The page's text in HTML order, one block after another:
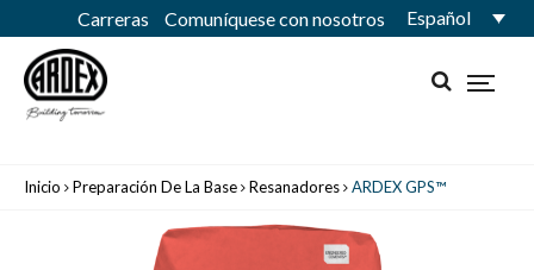
Carreras Comuníquese con nosotros Español
Inicio Preparación De La Base Resanadores ARDEX GPS™